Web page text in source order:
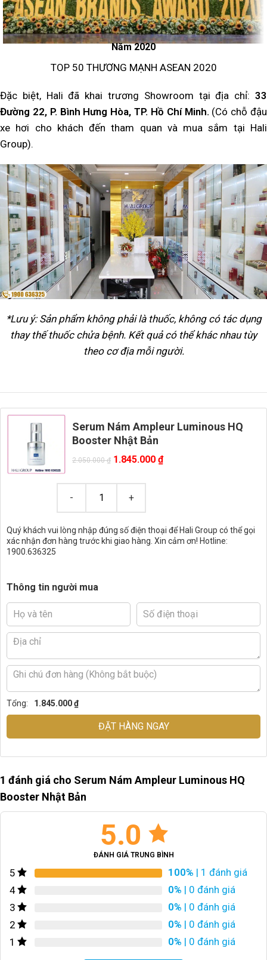
Năm 2020
TOP 50 THƯƠNG MẠNH ASEAN 2020
Đặc biệt, Hali đã khai trương Showroom tại địa chỉ: 33
Đường 22, P. Bình Hưng Hòa, TP. Hồ Chí Minh. (Có chỗ đậu
xe hơi cho khách đến tham quan và mua sắm tại Hali
Group).
*Lưu ý: Sản phẩm không phải là thuốc, không có tác dụng
thay thế thuốc chửa bệnh. Kết quả có thể khác nhau tùy
theo cơ địa mỗi người.
Serum Nám Ampleur Luminous HQ
Booster Nhật Bản
2.050.000₫ 1.845.000 ₫
Quý khách vui lòng nhập đúng số điện thoại để Hali Group có thể gọi
xác nhận đơn hàng trước khi giao hàng. Xin cảm ơn! Hotline:
1900.636325
Thông tin người mua
Tổng: 1.845.000 ₫
ĐẶT HÀNG NGAY
1 đánh giá cho Serum Nám Ampleur Luminous HQ
Booster Nhật Bản
5.0
ĐÁNH GIÁ TRUNG BÌNH
5 100% | 1 đánh giá
4
0% | 0 đánh giá
3
0% | 0 đánh giá
2
0% | 0 đánh giá
1
0% | 0 đánh giá